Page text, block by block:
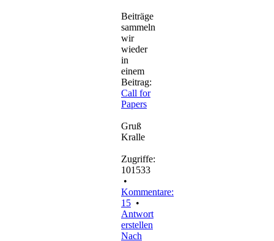
Beiträge
sammeln
wir
wieder
in
einem
Beitrag:
Call for
Papers
Gruß
Kralle
Zugriffe:
101533
•
Kommentare:
15 •
Antwort
erstellen
Nach